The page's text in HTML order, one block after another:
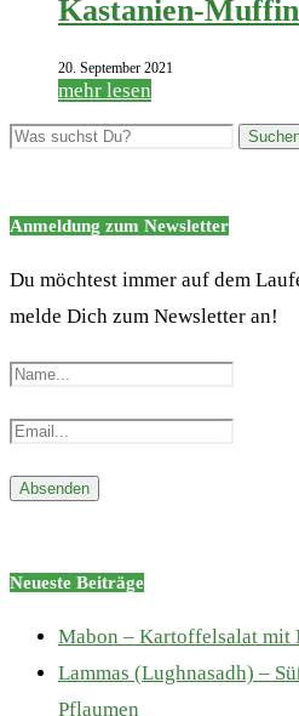
Kastanien-
20. September 2021
mehr lesen
Anmeldung zum Newsletter
Du möchtest immer auf dem
melde Dich zum Newsletter an!
Neueste Beiträge
Mabon – Kartoffelsalat mit
Lammas (Lughnasadh) –
Pflaumen